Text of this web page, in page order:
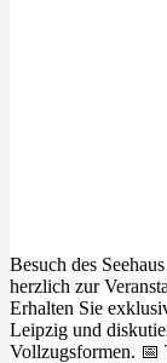
Besuch des
herzlich zur
Erhalten Sie
Leipzig und
Vollzugsformen.